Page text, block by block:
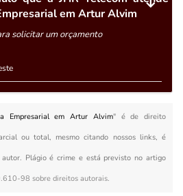
em Artur Alvim
solicitar um orçamento
Empresarial em Artur Alvim" é de direito
ou total, mesmo citando nossos links, é
Plágio é crime e está previsto no artigo
98 sobre direitos autorais.